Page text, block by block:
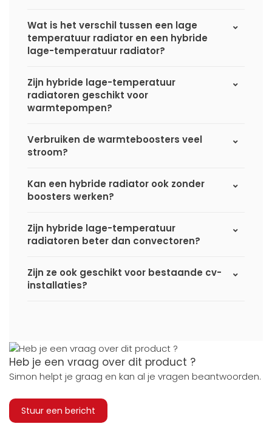
Wat is het verschil tussen een lage
temperatuur radiator en een hybride
lage-temperatuur radiator?
Zijn hybride lage-temperatuur
radiatoren geschikt voor
warmtepompen?
Verbruiken de warmteboosters veel
stroom?
Kan een hybride radiator ook zonder
boosters werken?
Zijn hybride lage-temperatuur
radiatoren beter dan convectoren?
Zijn ze ook geschikt voor bestaande cv-
installaties?
Heb je een vraag over dit product ?
Simon helpt je graag en kan al je vragen beantwoorden.
Stuur een bericht